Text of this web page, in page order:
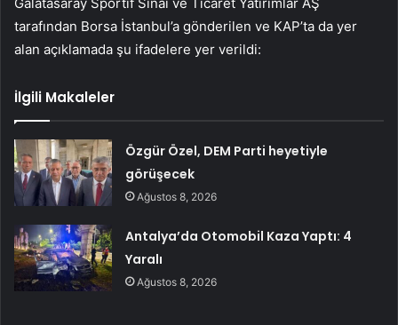
tarafından Borsa İstanbul’a gönderilen ve KAP’ta da yer
alan açıklamada şu ifadelere yer verildi:
İlgili Makaleler
Özgür Özel, DEM Parti heyetiyle
görüşecek
Ağustos 8, 2026
Antalya’da Otomobil Kaza Yaptı: 4
Yaralı
Ağustos 8, 2026